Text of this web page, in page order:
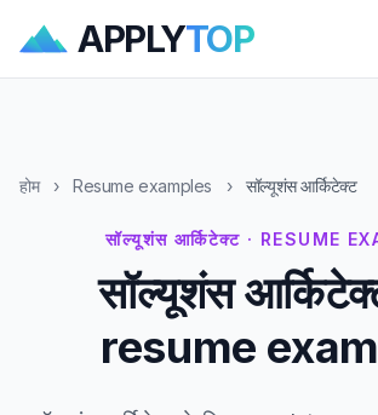
APPLYTOP
होम › Resume examples › सॉल्यूशंस आर्किटेक्ट
सॉल्यूशंस आर्किटेक्ट · RESUME
सॉल्यूशंस
resume